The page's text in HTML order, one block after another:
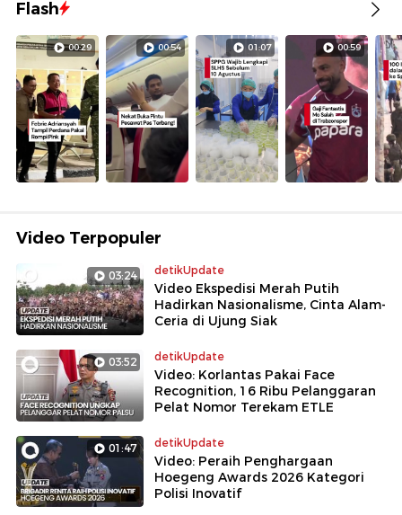
Flash
00:29 00:54 01:07 00:59
Video Terpopuler
03:24 detikUpdate
Video Ekspedisi Merah Putih
Hadirkan Nasionalisme, Cinta Alam-
Ceria di Ujung Siak
03:52 detikUpdate
Video: Korlantas Pakai Face
Recognition, 16 Ribu Pelanggaran
Pelat Nomor Terekam ETLE
01:47 detikUpdate
Video: Peraih Penghargaan
Hoegeng Awards 2026 Kategori
Polisi Inovatif